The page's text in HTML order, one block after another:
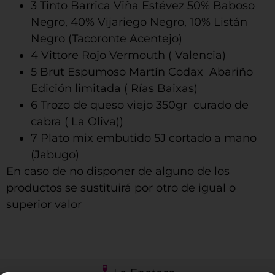
3 Tinto Barrica Viña Estévez 50% Baboso
Negro, 40% Vijariego Negro, 10% Listán
Negro (Tacoronte Acentejo)
4 Vittore Rojo Vermouth ( Valencia)
5 Brut Espumoso Martín Codax Abariño
Edición limitada ( Rías Baixas)
6 Trozo de queso viejo 350gr curado de
cabra ( La Oliva))
7 Plato mix embutido 5J cortado a mano
(Jabugo)
En caso de no disponer de alguno de los
productos se sustituirá por otro de igual o
superior valor